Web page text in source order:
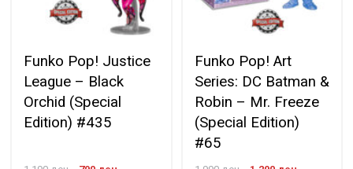
Funko Pop! Justice
League – Black
Orchid (Special
Edition) #435
Funko Pop! Art
Series: DC Batman &
Robin – Mr. Freeze
(Special Edition)
#65